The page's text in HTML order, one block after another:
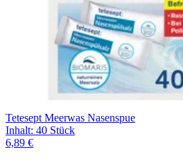
Tetesept Meerwas Nasenspue
Inhalt: 40 Stück
6,89 €